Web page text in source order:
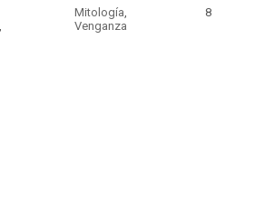
,
Mitología,
Venganza
8